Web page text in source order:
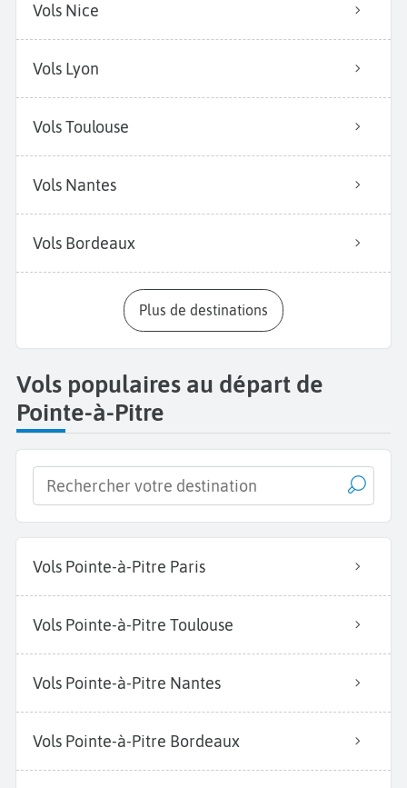
Vols Nice
Vols Lyon
Vols Toulouse
Vols Nantes
Vols Bordeaux
Plus de destinations
Vols populaires au départ de
Pointe-à-Pitre
Vols Pointe-à-Pitre Paris
Vols Pointe-à-Pitre Toulouse
Vols Pointe-à-Pitre Nantes
Vols Pointe-à-Pitre Bordeaux